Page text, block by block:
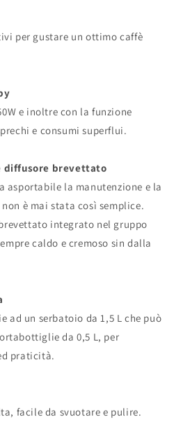
per gustare un ottimo caffè
e inoltre con la funzione
e consumi superflui.
diffusore brevettato
asportabile la manutenzione e la
è mai stata così semplice.
integrato nel gruppo
caldo e cremoso sin dalla
ad un serbatoio da 1,5 L che può
da 0,5 L, per
praticità.
facile da svuotare e pulire.